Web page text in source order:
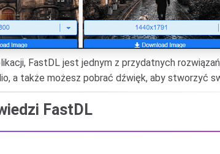
FastDL jest jednym z przydatnych
a także możesz pobrać dźwięk, aby stworzyć
FastDL